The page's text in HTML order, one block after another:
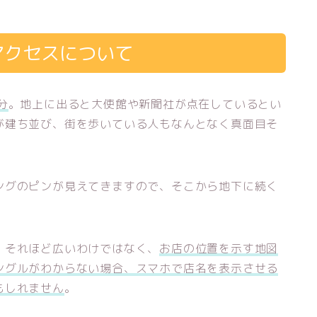
セスについて
。地上に出ると大使館や新聞社が点在しているとい
ち並び、街を歩いている人もなんとなく真面目そ
のピンが見えてきますので、そこから地下に続く
れほど広いわけではなく、 お店の位置を示す地図
ルがわからない場合、スマホで店名を表示させる
れません。